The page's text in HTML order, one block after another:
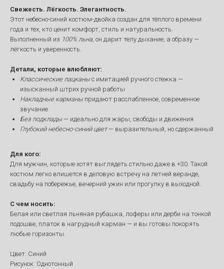
Свежесть. Лёгкость. Элегантность.
Этот небесно-синий костюм-двойка создан для тёплого времени
года и тех, кто ценит комфорт, стиль и натуральность.
Выполненный из 100% льна, он дарит телу дыхание, а образу —
лёгкость и уверенность.
Детали, которые влюбляют:
Классические лацканыс имитацией ручного стежка —
изысканный штрих ручной работы
Накладные карманыпридают расслабленное, современное
звучание
Без подклады— идеально для жары, свободы и движения
Глубокий небесно-синий цвет— выразительный, но сдержанный
Для кого:
Для мужчин, которые хотят выглядеть стильно даже в +30. Такой
костюм легко впишется в деловую встречу на летней веранде,
свадьбу на побережье, вечерний ужин или прогулку в выходной.
С чем носить:
Белая или светлая льняная рубашка, лоферы или дерби на тонкой
подошве, платок в нагрудный карман — и вы готовы покорять
любые горизонты.
Цвет: Синий
Рисунок: Однотонный